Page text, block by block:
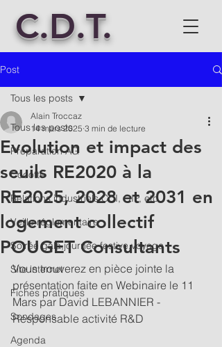
C.D.T.
Post
Tous les posts
Préparation AG
Cocotte
Relations industriels CDI, GIP, etc
Veille réglementaire
Soirée gala,journée festive,voyage
Site internet
Fiches pratiques
Sondages
Agenda
Tous les posts
Evolution et impact des
seuils RE2020 à la
RE2025, 2028 et 2031 en
logement collectif
POUGET Consultants
Alain Troccaz
14 mars 2025 3 min de lecture
Vous trouverez en pièce jointe la
présentation faite en Webinaire le 11
Mars par David LEBANNIER -
Responsable activité R&D